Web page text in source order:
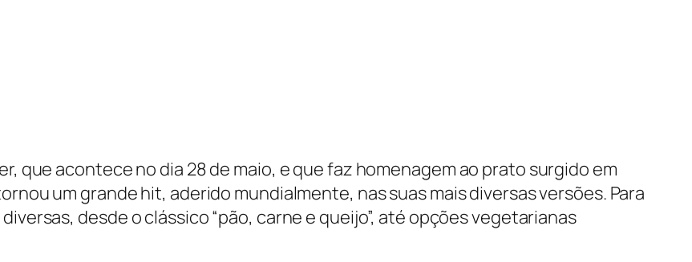
que acontece no dia 28 de maio, e que faz homenagem ao prato surgido em
um grande hit, aderido mundialmente, nas suas mais diversas versões. Para
desde o clássico “pão, carne e queijo”, até opções vegetarianas